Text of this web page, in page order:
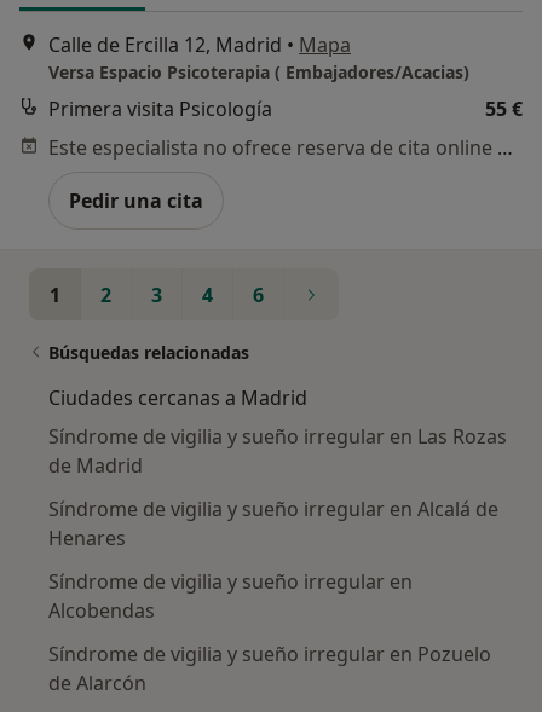
Calle de Ercilla 12, Madrid • Mapa
Versa Espacio Psicoterapia ( Embajadores/Acacias)
Primera visita Psicología
55 €
Este especialista no ofrece reserva de cita online en esta dirección.
Pedir una cita
1 2 3 4 6
Búsquedas relacionadas
Ciudades cercanas a Madrid
Síndrome de vigilia y sueño irregular en Las Rozas
de Madrid
Síndrome de vigilia y sueño irregular en Alcalá de
Henares
Síndrome de vigilia y sueño irregular en
Alcobendas
Síndrome de vigilia y sueño irregular en Pozuelo
de Alarcón